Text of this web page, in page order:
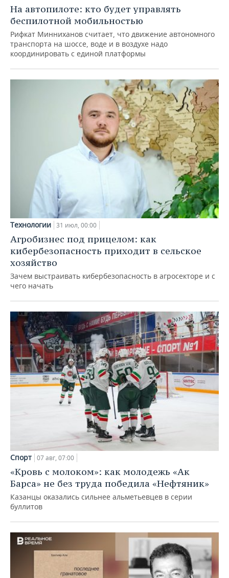
На автопилоте: кто будет управлять
беспилотной мобильностью
Рифкат Минниханов считает, что движение автономного
транспорта на шоссе, воде и в воздухе надо
координировать с единой платформы
Технологии 31 июл, 00:00
Агробизнес под прицелом: как
кибербезопасность приходит в сельское
хозяйство
Зачем выстраивать кибербезопасность в агросекторе и с
чего начать
Спорт 07 авг, 07:00
«Кровь с молоком»: как молодежь «Ак
Барса» не без труда победила «Нефтяник»
Казанцы оказались сильнее альметьевцев в серии
буллитов